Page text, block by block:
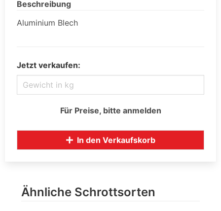
Beschreibung
Aluminium Blech
Jetzt verkaufen:
Für Preise, bitte anmelden
In den Verkaufskorb
Ähnliche Schrottsorten